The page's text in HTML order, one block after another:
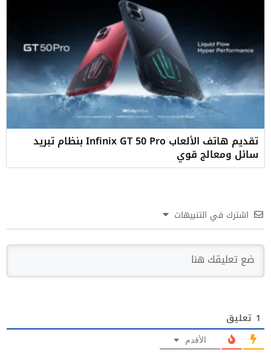
تقديم هاتف الألعاب Infinix GT 50 Pro بنظام تبريد
سائل ومعالج قوي
اشترك في التنبيهات
1 تعليق
الأقدم